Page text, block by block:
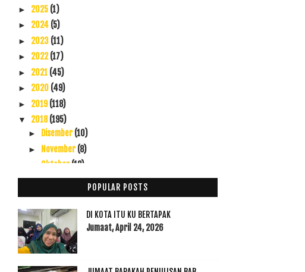
► 2025 (1)
► 2024 (5)
► 2023 (11)
► 2022(17)
► 2021 (45)
► 2020 (49)
► 2019(118)
▼ 2018(195)
► Disember(10)
► November(8)
Oktober(12)
►September(23)
►Ogos(16)
►Julai(23)
►Jun(28)
►Mei(12)
POPULAR POSTS
DI KOTA ITU KU BERTAPAK
Jumaat, April 24, 2026